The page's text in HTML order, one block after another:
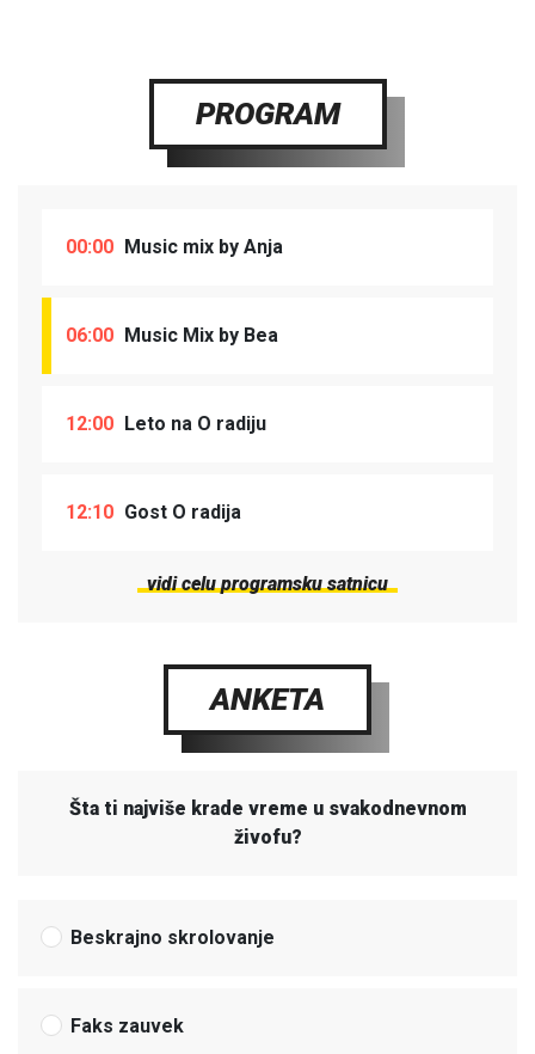
PROGRAM
00:00 Music mix by Anja
06:00 Music Mix by Bea
12:00 Leto na O radiju
12:10 Gost O radija
vidi celu programsku satnicu
ANKETA
Šta ti najviše krade vreme u svakodnevnom
živofu?
Beskrajno skrolovanje
Faks zauvek